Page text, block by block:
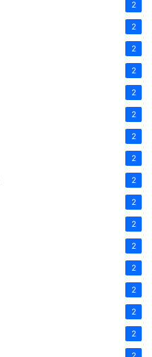
2
2
2
2
2
2
2
2
2
2
2
2
2
2
2
2